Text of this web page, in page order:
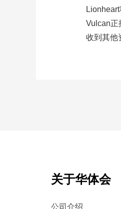
Vulcan正
收到其他
关于华体会
公司介绍